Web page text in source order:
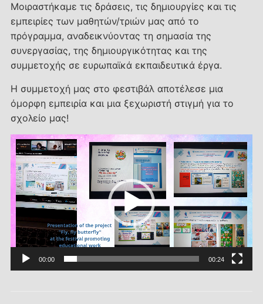
Μοιραστήκαμε τις δράσεις, τις δημιουργίες και τις
εμπειρίες των μαθητών/τριών μας από το
πρόγραμμα, αναδεικνύοντας τη σημασία της
συνεργασίας, της δημιουργικότητας και της
συμμετοχής σε ευρωπαϊκά εκπαιδευτικά έργα.
Η συμμετοχή μας στο φεστιβάλ αποτέλεσε μια
όμορφη εμπειρία και μια ξεχωριστή στιγμή για το
σχολείο μας!
Πρόγραμμα
Αναπαραγωγής
Βίντεο
00:00 00:24